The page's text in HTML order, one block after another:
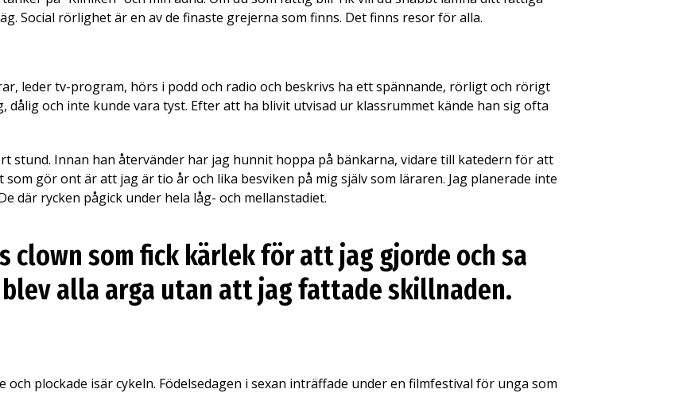
Social rörlighet är en av de finaste grejerna som finns. Det finns resor för alla.
leder tv-program, hörs i podd och radio och beskrivs ha ett spännande, rörligt och rörigt
och inte kunde vara tyst. Efter att ha blivit utvisad ur klassrummet kände han sig ofta
stund. Innan han återvänder har jag hunnit hoppa på bänkarna, vidare till katedern för att
gör ont är att jag är tio år och lika besviken på mig själv som läraren. Jag planerade inte
där rycken pågick under hela låg- och mellanstadiet.
clown som fick kärlek för att jag gjorde och sa
blev alla arga utan att jag fattade skillnaden.
plockade isär cykeln. Födelsedagen i sexan inträffade under en filmfestival för unga som